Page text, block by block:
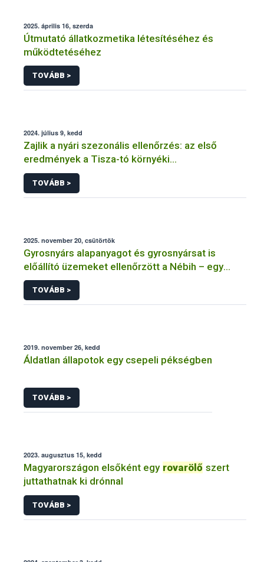
2025. április 16, szerda
Útmutató állatkozmetika létesítéséhez és
működtetéséhez
TOVÁBB >
2024. július 9, kedd
Zajlik a nyári szezonális ellenőrzés: az első
eredmények a Tisza-tó környéki
vendéglátóhelyekről érkeztek
TOVÁBB >
2025. november 20, csütörtök
Gyrosnyárs alapanyagot és gyrosnyársat is
előállító üzemeket ellenőrzött a Nébih – egy
üzem működését azonnal felfüggesztették
TOVÁBB >
2019. november 26, kedd
Áldatlan állapotok egy csepeli pékségben
TOVÁBB >
2023. augusztus 15, kedd
Magyarországon elsőként egy rovarölő szert
juttathatnak ki drónnal
TOVÁBB >